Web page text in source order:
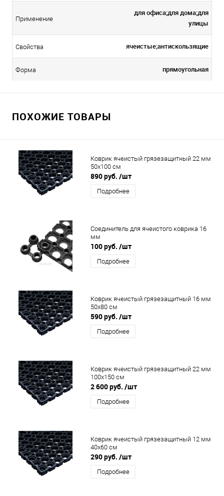
Применение
для офиса;для дома;для
улицы
Свойства ячеистые;антискользящие
Форма прямоугольная
ПОХОЖИЕ ТОВАРЫ
Коврик ячеистый грязезащитный 22 мм
50x100 см
890 руб. /шт
Подробнее
Соединитель для ячеистого коврика 16
мм
100 руб. /шт
Подробнее
Коврик ячеистый грязезащитный 16 мм
50x80 см
590 руб. /шт
Подробнее
Коврик ячеистый грязезащитный 22 мм
100x150 см
2 600 руб. /шт
Подробнее
Коврик ячеистый грязезащитный 12 мм
40x60 см
290 руб. /шт
Подробнее